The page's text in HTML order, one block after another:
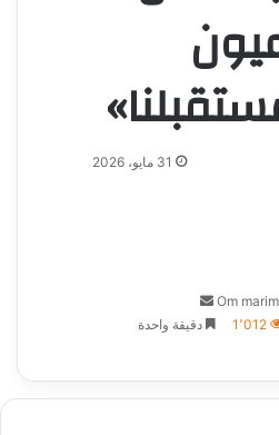
Om marim
أرسل 31 مايو، 2026
1٬012 دقيقة واحدة